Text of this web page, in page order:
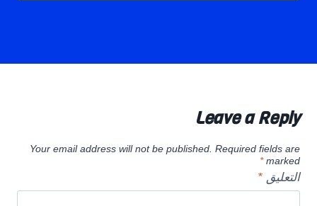
Leave a Reply
Your email address will not be published. Required fields are
marked
*
التعليق *